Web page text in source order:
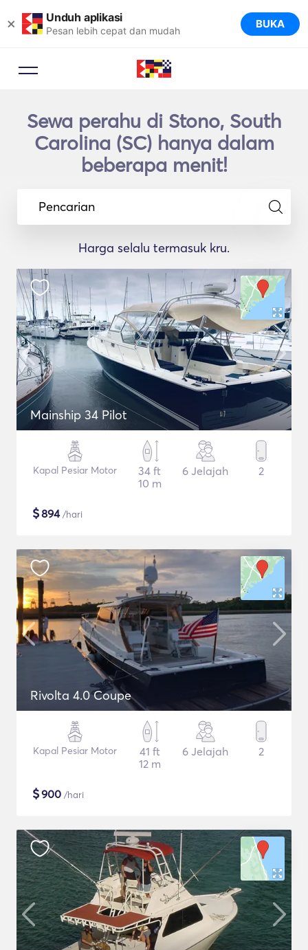
× Unduh aplikasi
Pesan lebih cepat dan mudah BUKA
Sewa perahu di Stono, South
Carolina (SC) hanya dalam
beberapa menit!
Pencarian
Harga selalu termasuk kru.
Mainship 34 Pilot
Kapal Pesiar Motor
34 ft
10 m
6 Jelajah 2
$894/hari
Rivolta 4.0 Coupe
Kapal Pesiar Motor
41 ft
12 m
6 Jelajah 2
$900 /hari